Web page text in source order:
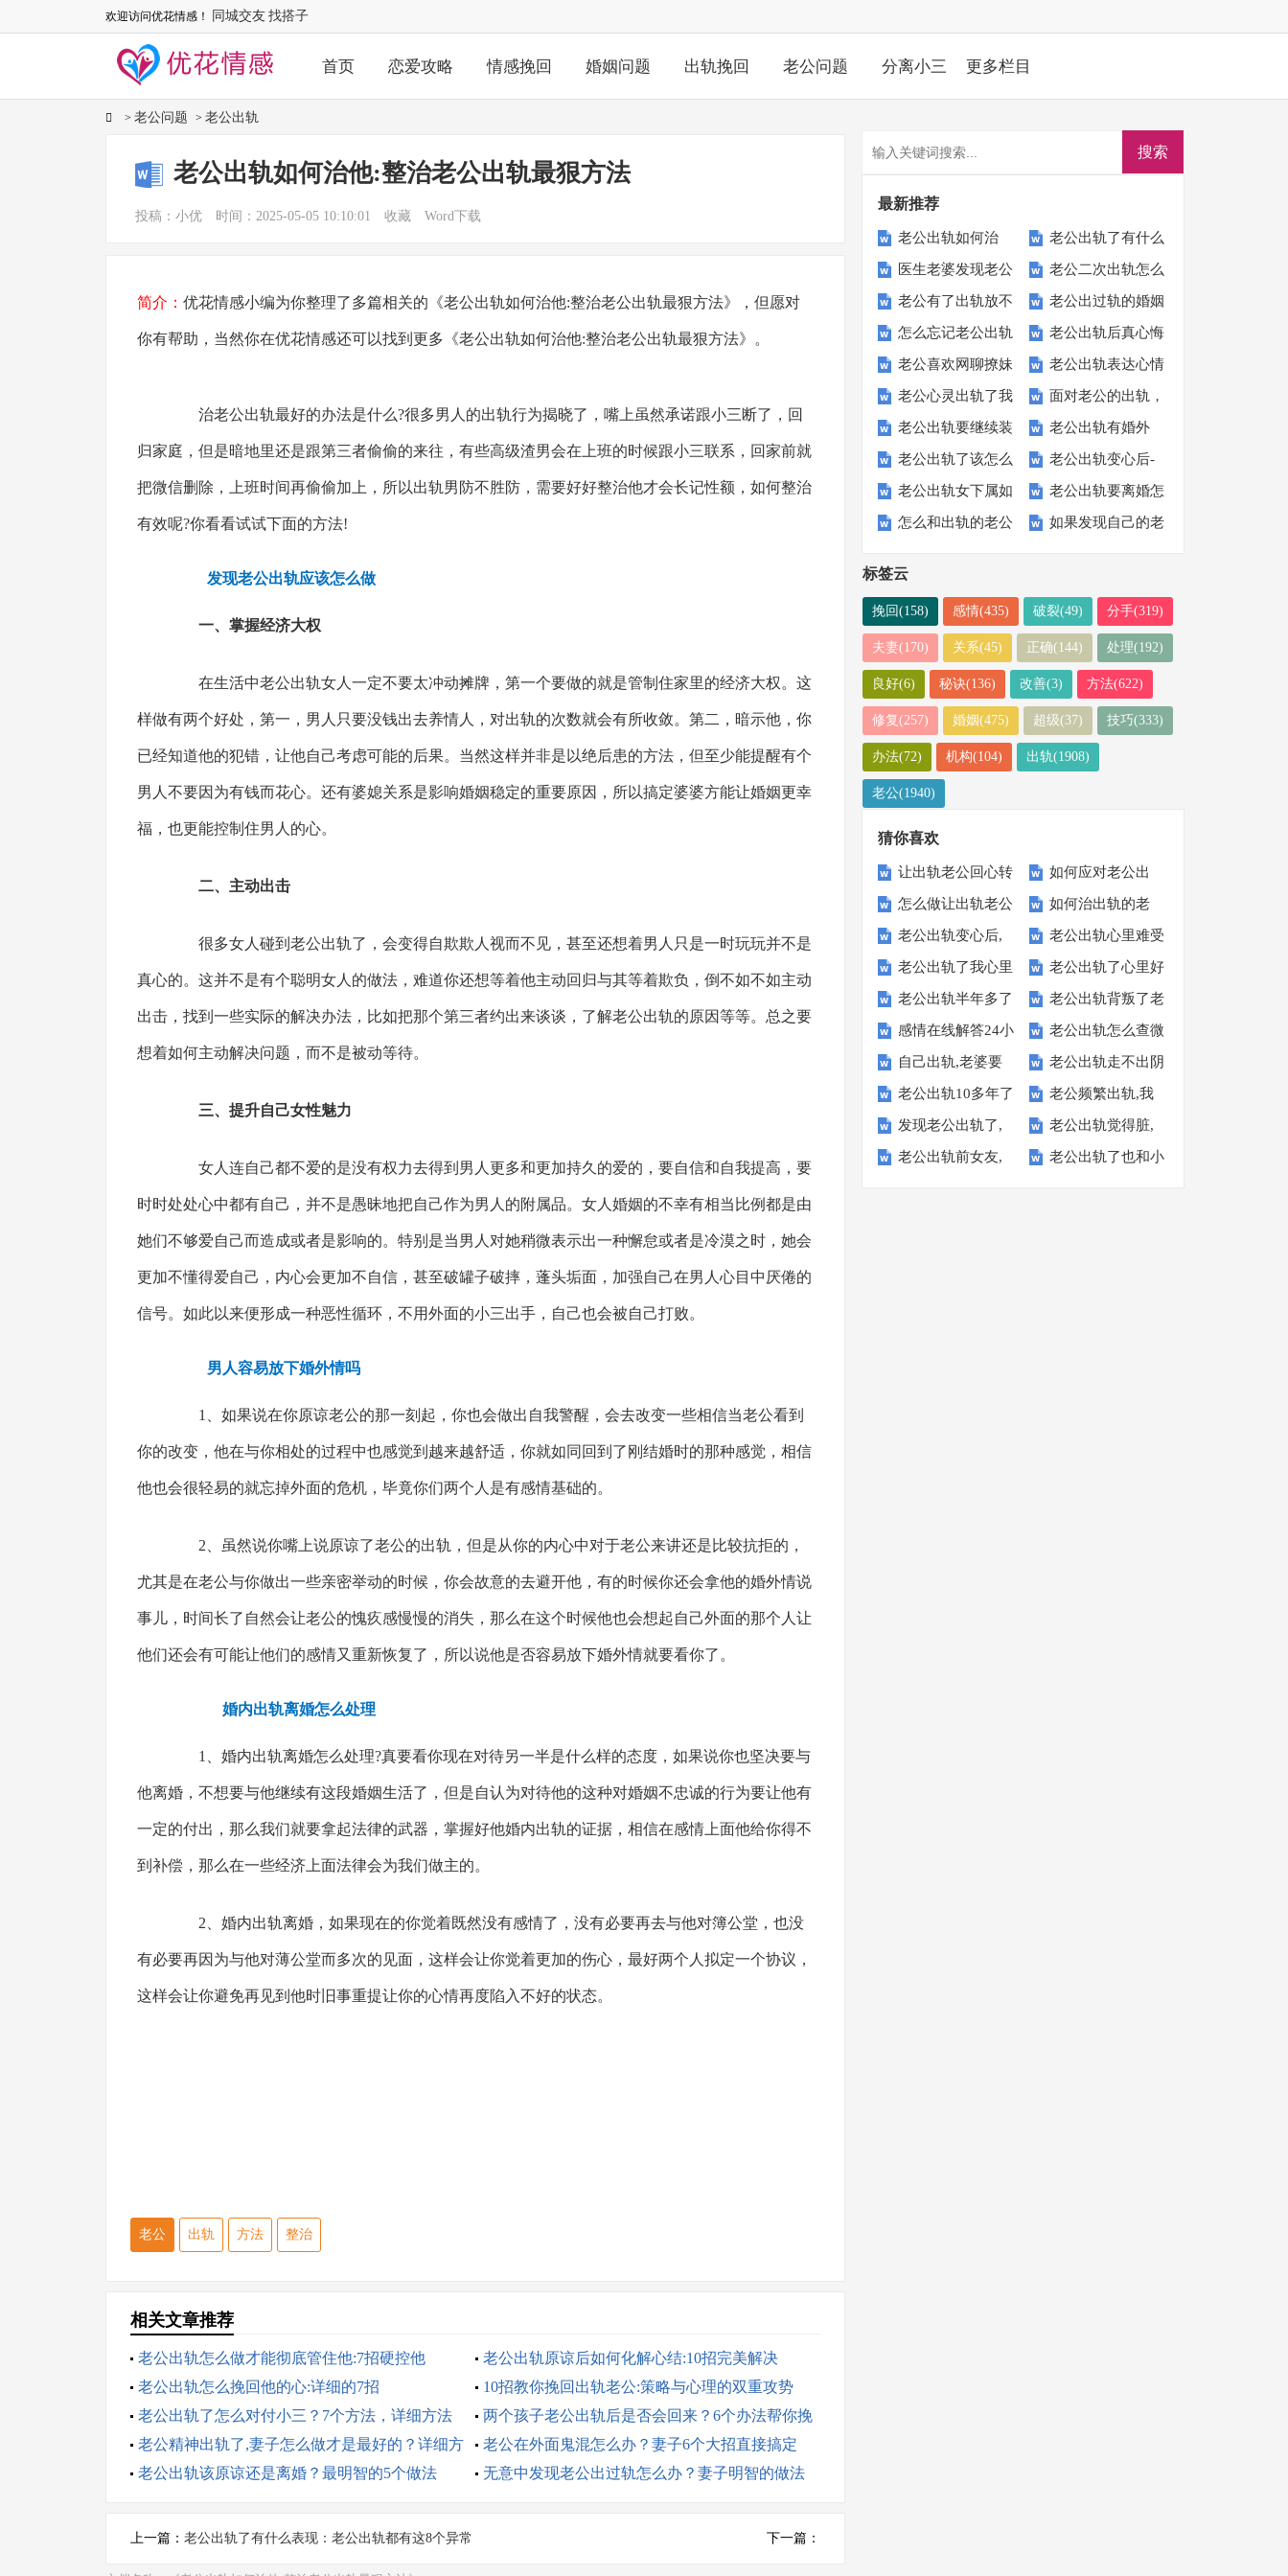
欢迎访问优花情感！ 同城交友 找搭子
首页 恋爱攻略 情感挽回 婚姻问题 出轨挽回 老公问题 分离小三 更多栏目
> 老公问题 > 老公出轨
老公出轨如何治他:整治老公出轨最狠方法
投稿：小优 时间：2025-05-05 10:10:01 收藏 Word下载
简介： 优花情感小编为你整理了多篇相关的《老公出轨如何治他:整治老公出轨最狠方法》，但愿对
你有帮助，当然你在优花情感还可以找到更多《老公出轨如何治他:整治老公出轨最狠方法》。
治老公出轨最好的办法是什么?很多男人的出轨行为揭晓了，嘴上虽然承诺跟小三断了，回
归家庭，但是暗地里还是跟第三者偷偷的来往，有些高级渣男会在上班的时候跟小三联系，回家前就
把微信删除，上班时间再偷偷加上，所以出轨男防不胜防，需要好好整治他才会长记性额，如何整治
有效呢?你看看试试下面的方法!
发现老公出轨应该怎么做
一、掌握经济大权
在生活中老公出轨女人一定不要太冲动摊牌，第一个要做的就是管制住家里的经济大权。这
样做有两个好处，第一，男人只要没钱出去养情人，对出轨的次数就会有所收敛。第二，暗示他，你
已经知道他的犯错，让他自己考虑可能的后果。当然这样并非是以绝后患的方法，但至少能提醒有个
男人不要因为有钱而花心。还有婆媳关系是影响婚姻稳定的重要原因，所以搞定婆婆方能让婚姻更幸
福，也更能控制住男人的心。
二、主动出击
很多女人碰到老公出轨了，会变得自欺欺人视而不见，甚至还想着男人只是一时玩玩并不是
真心的。这并不是有个聪明女人的做法，难道你还想等着他主动回归与其等着欺负，倒不如不如主动
出击，找到一些实际的解决办法，比如把那个第三者约出来谈谈，了解老公出轨的原因等等。总之要
想着如何主动解决问题，而不是被动等待。
三、提升自己女性魅力
女人连自己都不爱的是没有权力去得到男人更多和更加持久的爱的，要自信和自我提高，要
时时处处心中都有自己，并不是愚昧地把自己作为男人的附属品。女人婚姻的不幸有相当比例都是由
她们不够爱自己而造成或者是影响的。特别是当男人对她稍微表示出一种懈怠或者是冷漠之时，她会
更加不懂得爱自己，内心会更加不自信，甚至破罐子破摔，蓬头垢面，加强自己在男人心目中厌倦的
信号。如此以来便形成一种恶性循环，不用外面的小三出手，自己也会被自己打败。
男人容易放下婚外情吗
1、如果说在你原谅老公的那一刻起，你也会做出自我警醒，会去改变一些相信当老公看到
你的改变，他在与你相处的过程中也感觉到越来越舒适，你就如同回到了刚结婚时的那种感觉，相信
他也会很轻易的就忘掉外面的危机，毕竟你们两个人是有感情基础的。
2、虽然说你嘴上说原谅了老公的出轨，但是从你的内心中对于老公来讲还是比较抗拒的，
尤其是在老公与你做出一些亲密举动的时候，你会故意的去避开他，有的时候你还会拿他的婚外情说
事儿，时间长了自然会让老公的愧疚感慢慢的消失，那么在这个时候他也会想起自己外面的那个人让
他们还会有可能让他们的感情又重新恢复了，所以说他是否容易放下婚外情就要看你了。
婚内出轨离婚怎么处理
1、婚内出轨离婚怎么处理?真要看你现在对待另一半是什么样的态度，如果说你也坚决要与
他离婚，不想要与他继续有这段婚姻生活了，但是自认为对待他的这种对婚姻不忠诚的行为要让他有
一定的付出，那么我们就要拿起法律的武器，掌握好他婚内出轨的证据，相信在感情上面他给你得不
到补偿，那么在一些经济上面法律会为我们做主的。
2、婚内出轨离婚，如果现在的你觉着既然没有感情了，没有必要再去与他对簿公堂，也没
有必要再因为与他对薄公堂而多次的见面，这样会让你觉着更加的伤心，最好两个人拟定一个协议，
这样会让你避免再见到他时旧事重提让你的心情再度陷入不好的状态。
老公 出轨 方法 整治
相关文章推荐
老公出轨怎么做才能彻底管住他:7招硬控他
老公出轨原谅后如何化解心结:10招完美解决
老公出轨怎么挽回他的心:详细的7招
10招教你挽回出轨老公:策略与心理的双重攻势
老公出轨了怎么对付小三？7个方法，详细方法
两个孩子老公出轨后是否会回来？6个办法帮你挽
回
老公精神出轨了,妻子怎么做才是最好的？详细方
法
老公在外面鬼混怎么办？妻子6个大招直接搞定
老公出轨该原谅还是离婚？最明智的5个做法
无意中发现老公出过轨怎么办？妻子明智的做法
上一篇： 老公出轨了有什么表现：老公出轨都有这8个异常 下一篇：
最新推荐
老公出轨如何治
他:整治老公出轨
最狠方法
老公出轨了有什么
表现：老公出轨都
有这8个异常表现
医生老婆发现老公
出轨应该怎么做
老公二次出轨怎么
处理_离散小三教
你一个实用化解方
法
老公有了出轨放不
下小三怎么办-妻
子理智做法
老公出过轨的婚姻
会幸福吗？出过轨
的婚姻的结局
怎么忘记老公出轨
的伤痛好好生活-
过来人做法
老公出轨后真心悔
过可以原谅吗?
老公喜欢网聊撩妹
聊骚算精神出轨吗
老公出轨表达心情
的句子：句句直戳
人心
老公心灵出轨了我
该怎么办:学会这
招拿捏住他
面对老公的出轨，
除了痛苦就真的无
能为力了吗
老公出轨要继续装
傻吗-发现老公出
轨要离婚吗
老公出轨有婚外
情-妻子做好这三
件事不委屈
老公出轨了该怎么
处理第三者：聪明
的做法
老公出轨变心后-
如何成功挽救丈夫
老公出轨女下属如
何不动声色收拾
老公出轨要离婚怎
么挽救：聪明人都
怎么和出轨的老公 如果发现自己的老
标签云
挽回(158) 感情(435) 破裂(49) 分手(319)
夫妻(170) 关系(45) 正确(144) 处理(192)
良好(6) 秘诀(136) 改善(3) 方法(622)
修复(257) 婚姻(475) 超级(37) 技巧(333)
办法(72) 机构(104) 出轨(1908)
老公(1940)
猜你喜欢
让出轨老公回心转
意的方法【操作简
单有效】
如何应对老公出
轨-聪慧的妻子应
对方法
怎么做让出轨老公
回心转意：有效4
种方法
如何治出轨的老
公-这样整治让他
主动回归
老公出轨变心后,
如何成功"挽救丈
夫"?【靠谱】
老公出轨心里难受
走不出来很痛苦,
不如这样做
老公出轨了我心里
难受一直过不去
【正确做法】
老公出轨了心里好
痛怎么平复:过来
人做法
老公出轨半年多了
我走不出来怎么
办：看看这招
老公出轨背叛了老
婆,老婆应该怎样
对待老公
感情在线解答24小
时:老公出轨怎样
挽救婚姻 【隐私
保密】
老公出轨怎么查微
信聊天记录【绝对
有效】
自己出轨,老婆要
离婚,老公如何挽
留【合适做法】
老公出轨走不出阴
影我也想出轨：不
要堕落自己
老公出轨10多年了
我该怎么办-学学
过来人做法
老公频繁出轨,我
该怎么办？【感情
问答】
发现老公出轨了,
聪明妻子仅用4招
老公出轨觉得脏,
但是不想离婚怎么
老公出轨前女友, 老公出轨了也和小